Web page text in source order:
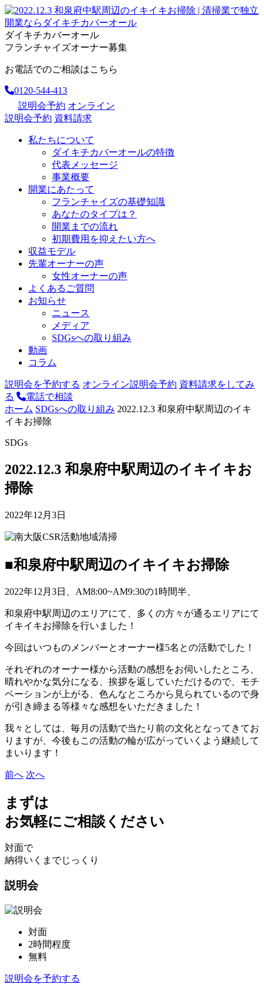
ダイキチカバーオール
フランチャイズオーナー募集
お電話でのご相談はこちら
0120-544-413
説明会予約 オンライン
説明会予約 資料請求
私たちについて
ダイキチカバーオールの特徴
代表メッセージ
事業概要
開業にあたって
フランチャイズの基礎知識
あなたのタイプは？
開業までの流れ
初期費用を抑えたい方へ
収益モデル
先輩オーナーの声
女性オーナーの声
よくあるご質問
お知らせ
ニュース
メディア
SDGsへの取り組み
動画
コラム
説明会を予約する オンライン説明会予約 資料請求をしてみ
る
電話で相談
ホーム SDGsへの取り組み 2022.12.3 和泉府中駅周辺のイキ
イキお掃除
SDGs
2022.12.3 和泉府中駅周辺のイキイキお
掃除
2022年12月3日
■和泉府中駅周辺のイキイキお掃除
2022年12月3日、AM8:00~AM9:30の1時間半、
和泉府中駅周辺のエリアにて、多くの方々が通るエリアにて
イキイキお掃除を行いました！
​今回はいつものメンバーとオーナー様5名との活動でした！
​それぞれのオーナー様から活動の感想をお伺いしたところ、
晴れやかな気分になる、挨拶を返していただけるので、モチ
ベーションが上がる、色んなところから​見られているので身
が引き締まる等様々な感想をいただきました！
​我々としては、毎月の活動で当たり前の文化となってきてお
りますが、​今後もこの活動の輪が広がっていくよう継続して
まいります！
前へ 次へ
まずは
お気軽にご相談ください
対面で
納得いくまでじっくり
説明会
対面
2時間程度
無料
説明会を予約する